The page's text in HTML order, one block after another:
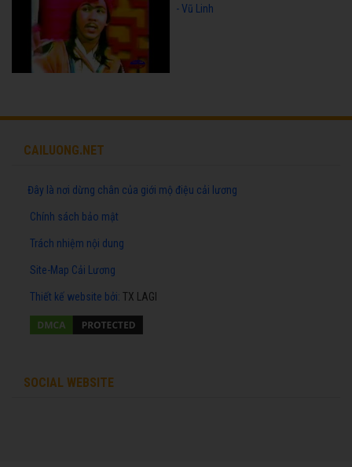
- Vũ Linh
CAILUONG.NET
Đây là nơi dừng chân của giới mộ điệu cải lương
Chính sách bảo mật
Trách nhiệm nội dung
Site-Map Cải Lương
Thiết kế website bởi: TX LAGI
SOCIAL WEBSITE